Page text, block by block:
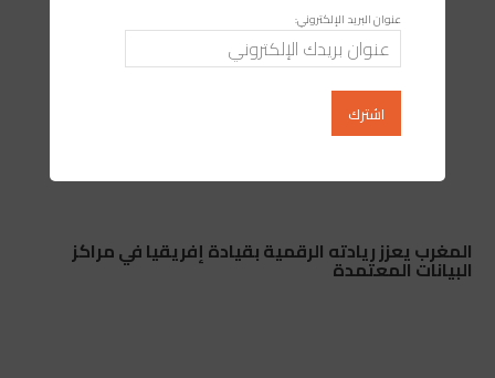
المغرب يعزز ريادته الرقمية بقيادة إفريقيا في مراكز
البيانات المعتمدة
عنوان البريد الإلكتروني: